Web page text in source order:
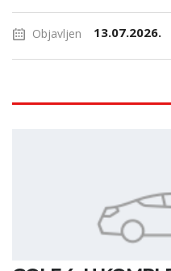
Objavljen 13.07.2026.